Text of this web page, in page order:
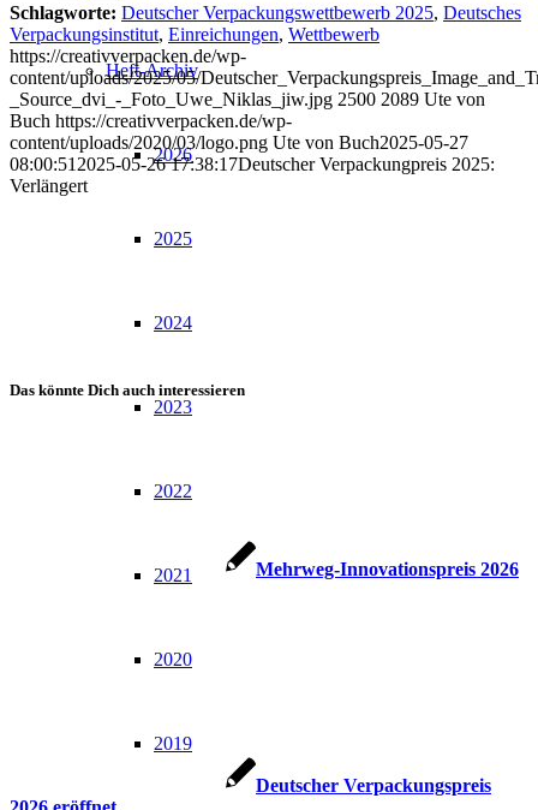
Heft-Archiv
2026
2025
2024
2023
2022
2021
2020
2019
Schlagworte: Deutscher Verpackungswettbewerb 2025, Deutsches
Verpackungsinstitut, Einreichungen, Wettbewerb
https://creativverpacken.de/wp-
content/uploads/2025/05/
_Source_dvi_-_Foto_Uwe_Niklas_jiw.jpg 2500 2089 Ute von
Buch https://creativverpacken.de/wp-
content/uploads/2020/03/logo.png Ute von Buch2025-05-27
08:00:51 2025-05-26 17:38:17Deutscher Verpackungpreis 2025:
Verlängert
Das könnte Dich auch interessieren
Mehrweg-Innovationspreis 2026
Deutscher Verpackungspreis